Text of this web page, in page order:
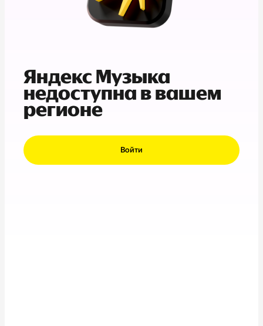
Яндекс Музыка
недоступна в вашем
регионе
Войти